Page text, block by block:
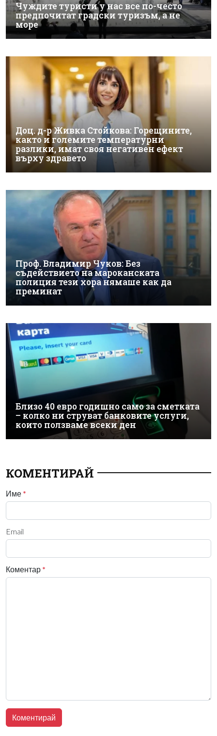
Чуждите туристи у нас все по-често
предпочитат градски туризъм, а не
море
Доц. д-р Живка Стойкова: Горещините,
както и големите температурни
разлики, имат своя негативен ефект
върху здравето
Проф. Владимир Чуков: Без
съдействието на мароканската
полиция тези хора нямаше как да
преминат
Близо 40 евро годишно само за сметката
– колко ни струват банковите услуги,
които ползваме всеки ден
КОМЕНТИРАЙ
Име *
Email
Коментар *